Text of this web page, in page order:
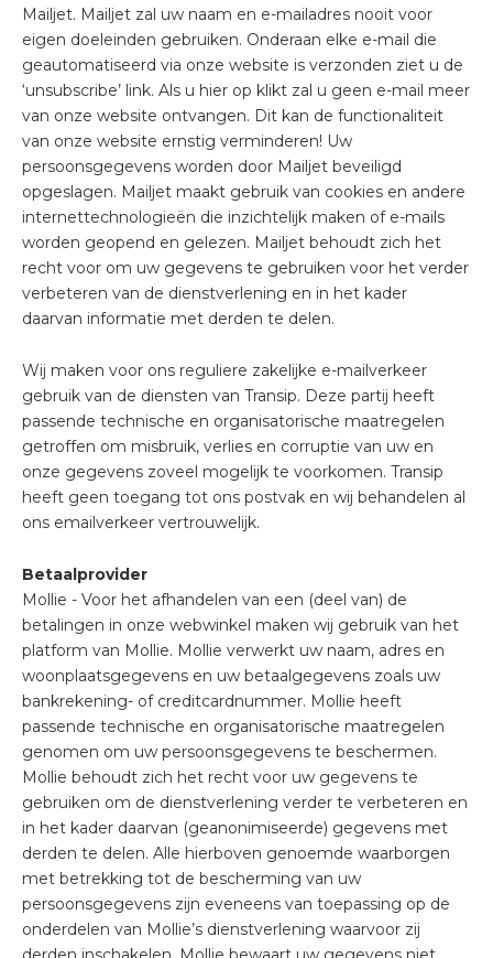
Mailjet. Mailjet zal uw naam en e-mailadres nooit voor
eigen doeleinden gebruiken. Onderaan elke e-mail die
geautomatiseerd via onze website is verzonden ziet u de
‘unsubscribe’ link. Als u hier op klikt zal u geen e-mail meer
van onze website ontvangen. Dit kan de functionaliteit
van onze website ernstig verminderen! Uw
persoonsgegevens worden door Mailjet beveiligd
opgeslagen. Mailjet maakt gebruik van cookies en andere
internettechnologieën die inzichtelijk maken of e-mails
worden geopend en gelezen. Mailjet behoudt zich het
recht voor om uw gegevens te gebruiken voor het verder
verbeteren van de dienstverlening en in het kader
daarvan informatie met derden te delen.
Wij maken voor ons reguliere zakelijke e-mailverkeer
gebruik van de diensten van Transip. Deze partij heeft
passende technische en organisatorische maatregelen
getroffen om misbruik, verlies en corruptie van uw en
onze gegevens zoveel mogelijk te voorkomen. Transip
heeft geen toegang tot ons postvak en wij behandelen al
ons emailverkeer vertrouwelijk.
Betaalprovider
Mollie - Voor het afhandelen van een (deel van) de
betalingen in onze webwinkel maken wij gebruik van het
platform van Mollie. Mollie verwerkt uw naam, adres en
woonplaatsgegevens en uw betaalgegevens zoals uw
bankrekening- of creditcardnummer. Mollie heeft
passende technische en organisatorische maatregelen
genomen om uw persoonsgegevens te beschermen.
Mollie behoudt zich het recht voor uw gegevens te
gebruiken om de dienstverlening verder te verbeteren en
in het kader daarvan (geanonimiseerde) gegevens met
derden te delen. Alle hierboven genoemde waarborgen
met betrekking tot de bescherming van uw
persoonsgegevens zijn eveneens van toepassing op de
onderdelen van Mollie’s dienstverlening waarvoor zij